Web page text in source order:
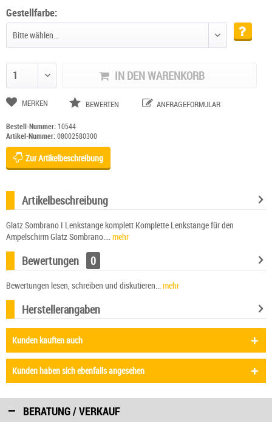
Gestellfarbe:
IN DEN WARENKORB
MERKEN BEWERTEN ANFRAGEFORMULAR
Bestell-Nummer:10544
Artikel-Nummer:08002580300
Zur Artikelbeschreibung
Artikelbeschreibung
Glatz Sombrano I Lenkstange komplett Komplette Lenkstange für den
Ampelschirm Glatz Sombrano....
mehr
Bewertungen 0
Bewertungen lesen, schreiben und diskutieren... mehr
Herstellerangaben
Kunden kauften auch
Kunden haben sich ebenfalls angesehen
BERATUNG / VERKAUF